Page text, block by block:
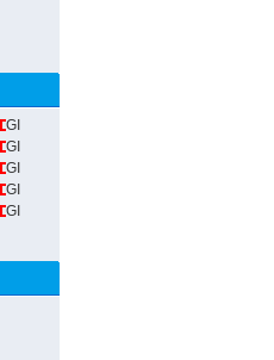
GI
GI
GI
GI
GI